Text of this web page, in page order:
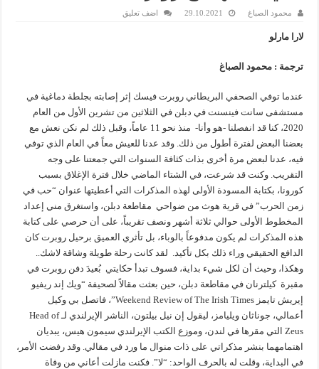
محمود الصباغ 29.10.2021 اضف تعليق
لارا مارلو
ترجمة : محمود الصباغ
عندما توفي الصحفي البريطاني روبرت فيسك إثر إصابته بجلطة دماغية في
مستشفى سانت فينسنت في دبلن في الثلاثين من تشرين الأول من العام
2020، كنا قد انفصلنا -هو وأنا- منذ نحو 11 عاماً، وقبل ذلك لم نكن نعش مع
بعضنا البعض لفترة أطول من ذلك. وقد عدنا للعيش معاً في العام الذي توفي
فيه، عدنا لبعض مرة أخرى بذات كثافة السنوات التي جمعتنا على وجه
التقريب. وكنت قد شرعت، في الشتاء الماضي خلال فترة الإغلاق بسبب
كورونا، بكتابة المسودة الأولى لهذه المذكرات التي أعطيتها عنوان “حب في
زمن الحرب” في قرية هوث من ضواحي مقاطعة دبلن، واستغرق مني إعداد
المخطوط الأولى حوالي ثلاثة أشهر ونصف تقريباً، على أن حرصي على كتابة
هذه المذكرات لم يكون مدفوعاً بالوباء، بل تأثري العميق برحيل روبرت كان
الدافع الحقيقي وراء ذلك بكل تأكيد. لقد كانت رحلة طويلة وشاقة لاشك..
وهكذا، وحيث أن لكل شيء بداية، فسوف تبدأ حكايتي بُعيدَ دفن روبرت في
مقبرة كيلترنان في مقاطعة دبلن، حين بعثت مقالاً لصحيفة “ويك إند ريفيو
إيريش تايمز Weekend Review of The Irish Times”، فاتصل بي وكيل
أعمالي، جوناثان ويليامز، ليقول إن نيل بيلتون، الناشر الإيرلندي لـ Head of
Zeus التي مقرها في لندن، وموزع الكتب الإيرلندي سيمون هيس، يبديان
اهتمامهما بنشر مذكراتي على ذات منوال ما ورد في مقالي. وقد رفضت الأمر،
في البداية، وقلت له بالحرف الواحد: “لا”. فكنت مازلت أعاني من وفاة